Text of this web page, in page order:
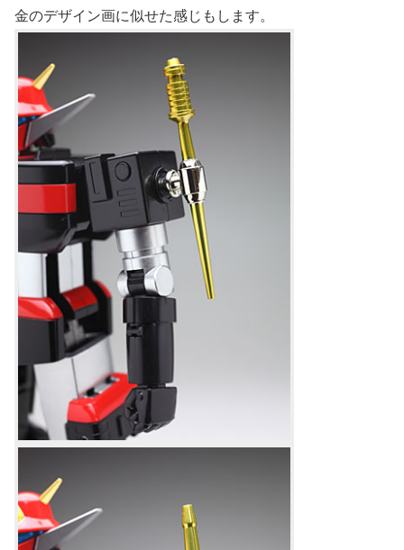
金のデザイン画に似せた感じもします。